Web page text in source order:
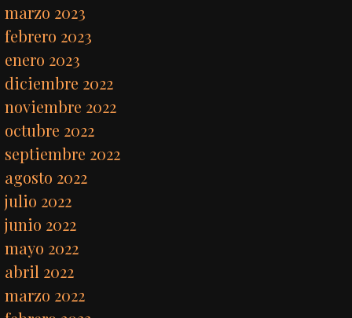
marzo 2023
febrero 2023
enero 2023
diciembre 2022
noviembre 2022
octubre 2022
septiembre 2022
agosto 2022
julio 2022
junio 2022
mayo 2022
abril 2022
marzo 2022